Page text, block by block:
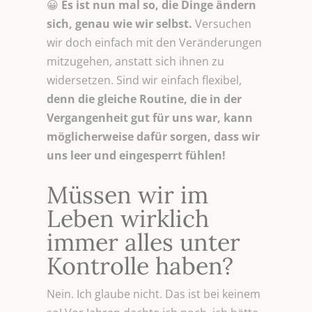
😀 Es ist nun mal so, die Dinge ändern
sich, genau wie wir selbst.Versuchen
wir doch einfach mit den Veränderungen
mitzugehen, anstatt sich ihnen zu
widersetzen. Sind wir einfach flexibel,
denn die gleiche Routine, die in der
Vergangenheit gut für uns war, kann
möglicherweise dafür sorgen, dass wir
uns leer und eingesperrt fühlen!
Müssen wir im
Leben wirklich
immer alles unter
Kontrolle haben?
Nein. Ich glaube nicht. Das ist bei keinem